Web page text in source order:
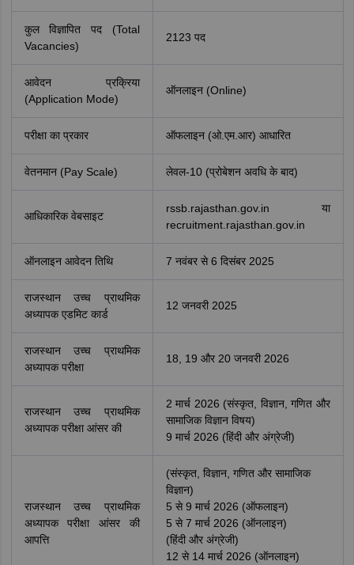
कुल विज्ञापित पद (Total
Vacancies)
2123 पद
आवेदन प्रक्रिया
(Application Mode)
ऑनलाइन (Online)
परीक्षा का प्रकार ऑफलाइन (ओ.एम.आर) आधारित
वेतनमान (Pay Scale) लेवल-10 (प्रोबेशन अवधि के बाद)
आधिकारिक वेबसाइट
rssb.rajasthan.gov.in या
recruitment.rajasthan.gov.in
ऑनलाइन आवेदन तिथि 7 नवंबर से 6 दिसंबर 2025
राजस्थान उच्च प्राथमिक
अध्यापक एडमिट कार्ड
12 जनवरी 2025
राजस्थान उच्च प्राथमिक
अध्यापक परीक्षा
18, 19 और 20 जनवरी 2026
राजस्थान उच्च प्राथमिक
अध्यापक परीक्षा आंसर की
2 मार्च 2026 (संस्कृत, विज्ञान, गणित और
सामाजिक विज्ञान विषय)
9 मार्च 2026 (हिंदी और अंग्रेजी)
राजस्थान उच्च प्राथमिक
अध्यापक परीक्षा आंसर की
आपत्ति
(संस्कृत, विज्ञान, गणित और सामाजिक
विज्ञान)
5 से 9 मार्च 2026 (ऑफलाइन)
5 से 7 मार्च 2026 (ऑनलाइन)
(हिंदी और अंग्रेजी)
12 से 14 मार्च 2026 (ऑनलाइन)